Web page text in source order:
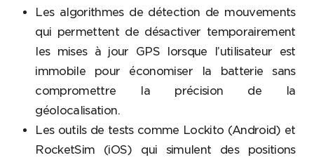
Les algorithmes de détection de mouvements
qui permettent de désactiver temporairement
les mises à jour GPS lorsque l’utilisateur est
immobile pour économiser la batterie sans
compromettre la précision de la
géolocalisation.
Les outils de tests comme Lockito (Android) et
RocketSim (iOS) qui simulent des positions